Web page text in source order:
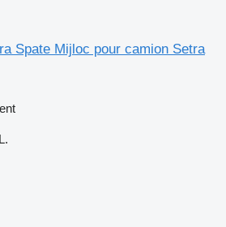
Spate Mijloc pour camion Setra